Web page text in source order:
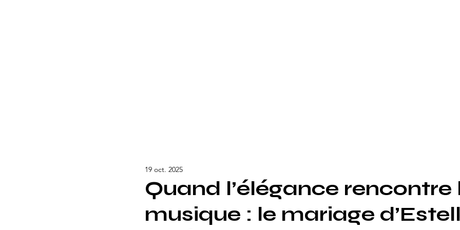
Quand l’élégance rencontre
musique : le mariage
19 oct. 2025